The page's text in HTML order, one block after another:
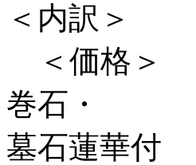
＜内訳＞
＜価格＞
巻石・
墓石蓮華付